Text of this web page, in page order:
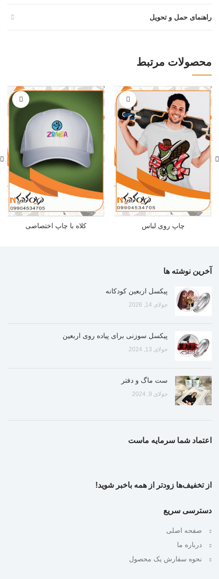
راهنمای حمل و تحویل
محصولات مرتبط
چاپ روی لباس کلاه با چاپ اختصاصی
آخرین نوشته ها
پیکسل اربعین کودکانه
جولای 14, 2026
پیکسل سوزنی برای پیاده روی اربعین
جولای 13, 2024
ست ماگ و دفتر
جولای 9, 2024
اعتماد شما سرمایه ماست
از تخفیف‌ها زودتر از همه باخبر شوید!
دسترسی سریع
صفحه اصلی
درباره ما
نحوه سفارش یک محصول